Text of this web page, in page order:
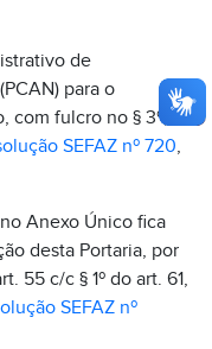
de
para o
com fulcro no § 3º, do
SEFAZ nº 720,
Anexo Único fica
desta Portaria, por
55 c/c § 1º do art. 61,
SEFAZ nº